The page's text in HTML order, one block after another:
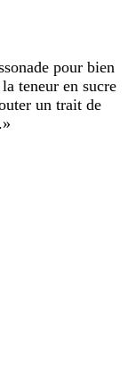
pour bien
teneur en sucre
un trait de
»